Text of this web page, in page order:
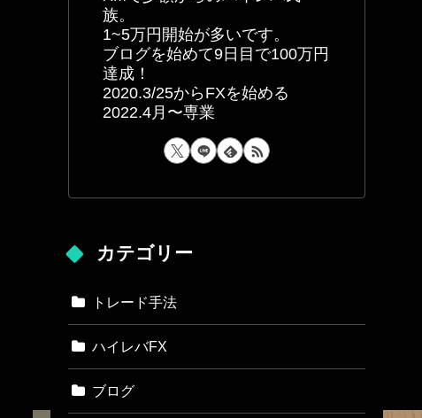
族。
1~5万円開始が多いです。
ブログを始めて9日目で100万円
達成！
2020.3/25からFXを始める
2022.4月〜専業
カテゴリー
トレード手法
ハイレバFX
ブログ